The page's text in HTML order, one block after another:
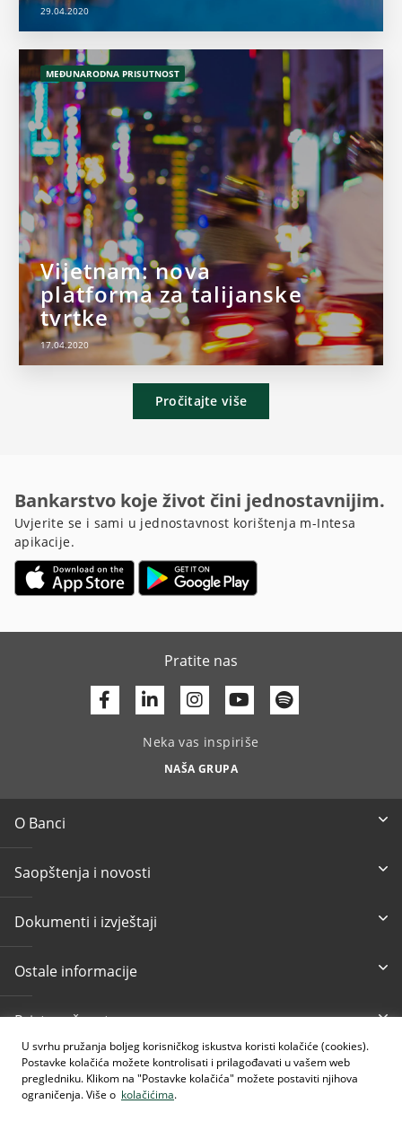
U svrhu pružanja boljeg korisničkog iskustva koristi kolačiće (cookies).
Postavke kolačića možete kontrolisati i prilagođavati u vašem web
pregledniku. Klikom na "Postavke kolačića" možete postaviti njihova
ograničenja. Više o kolačićima.
29.04.2020
MEĐUNARODNA PRISUTNOST
Vijetnam: nova
platforma za talijanske
tvrtke
17.04.2020
Pročitajte više
Bankarstvo koje život čini jednostavnijim.
Uvjerite se i sami u jednostavnost korištenja m-Intesa
apikacije.
Pratite nas
Facebook
Linkedin Youtube
Neka vas inspiriše
NAŠA GRUPA
O Banci
Saopštenja i novosti
Dokumenti i izvještaji
Ostale informacije
Pristupačnost
Besplatni info telefon
080 020 307
E-mail
info@intesasanpaolobanka.b